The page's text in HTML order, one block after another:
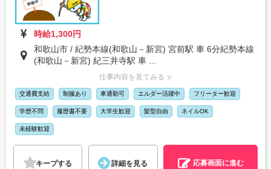
時給1,300円
和歌山市 / 紀勢本線(和歌山－新宮) 宮前駅 車 6分紀勢本線
(和歌山－新宮) 紀三井寺駅 車 ...
仕事内容を見てみる ∨
交通費支給 制服あり 車通勤可 エルダー活躍中 フリーター歓迎
学歴不問 履歴書不要 大学生歓迎 髪型自由 ネイルOK
未経験歓迎
キープする 詳細を見る 応募画面に進む